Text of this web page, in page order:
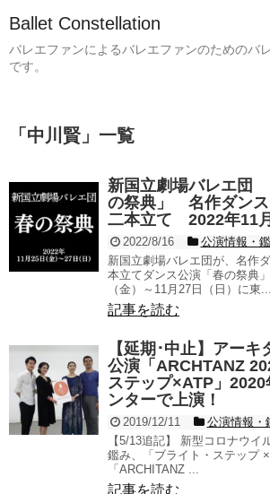
Ballet Constellation
バレエファンによるバレエファンのためのバ
です。
「 中川賢 」 一覧
新国立劇場バレエ団
の祭典」 名作ダンス
二本立て 2022年11
2022/8/16
公演情報・
新国立劇場バレエ団が、名作
本立てダンス公演「春の祭典
（金）～11月27日（日）に東...
記事を読む
【延期･中止】アー
公演「ARCHTANZ
ステップ×ATP」
ンターで上演！
2019/12/11
公演情報・
【5/13追記】 新型コロナウイ
鑑み、「ブライト・ステップ
「ARCHITANZ ...
記事を読む